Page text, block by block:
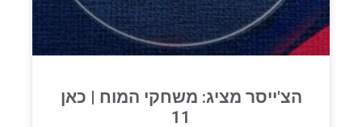
הצ'ייסר מציג: משחקי המוח | כאן
11